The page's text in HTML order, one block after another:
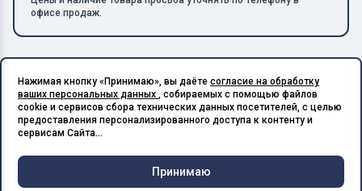
офисе продаж.
Copyright © 2026 ООО «Металлолом-1». Все права защищены.
Разработано в X-Point.Studio
ИНН: 5003129594 | КПП: 500301001 | ОГРН: 1185027017240
Подпишитесь на Telegram,
получите скидку 20%
Главная Каталог Корзина Меню
Нажимая кнопку «Принимаю», вы даёте согласие на обработку
ваших персональных данных , собираемых с помощью файлов
cookie и сервисов сбора технических данных посетителей, с целью
предоставления персонализированного доступа к контенту и
сервисам Сайта...
Принимаю